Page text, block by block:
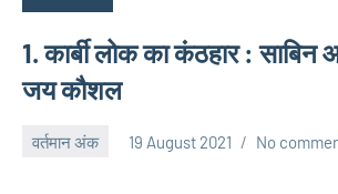
1. कार्बी लोक का कंठहार :
जय कौशल
वर्तमान अंक 19 August 2021 No